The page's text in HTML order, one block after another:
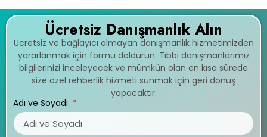
Ücretsiz Danışmanlık Alın
Ücretsiz ve bağlayıcı olmayan danışmanlık hizmetimizden
yararlanmak için formu doldurun. Tıbbi danışmanlarımız
bilgilerinizi inceleyecek ve mümkün olan en kısa sürede
size özel rehberlik hizmeti sunmak için geri dönüş
yapacaktır.
Adı ve Soyadı